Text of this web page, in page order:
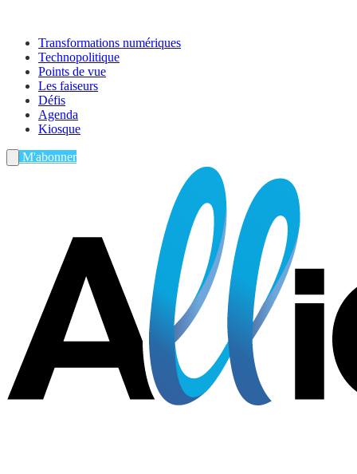
Transformations numériques
Technopolitique
Points de vue
Les faiseurs
Défis
Agenda
Kiosque
M'abonner